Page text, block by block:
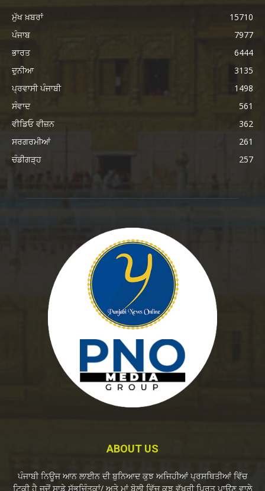
ਮੁੱਖ ਖ਼ਬਰਾਂ
15710
ਪੰਜਾਬ
7977
ਭਾਰਤ
6444
ਦੁਨੀਆ
3135
ਪ੍ਰਵਾਸੀ ਪੰਜਾਬੀ
1498
ਸੰਵਾਦ
561
ਵੀਡਿਓ ਵੀਜ਼ਨ
362
ਸਰਗਰਮੀਆਂ
261
ਚੰਡੀਗੜ੍ਹ
257
ABOUT US
ਪੰਜਾਬੀ ਨਿਊਜ ਆਨ ਲਾਈਨ ਦੀ ਬੁਨਿਆਦ ਕੁਝ ਅਜਿਹੀਆਂ ਪ੍ਰਸਥਿਤੀਆਂ ਵਿੱਚ
ਟਿਕੀ ਹੈ ਜਦੋਂ ਸਾਡੇ ਸੁੱਭਚਿੰਤਕਾਂ/ ਅਤੇ ਮਾਂ ਬੋਲੀ ਵਿੱਚ ਕੁਝ ਵੱਖਰੀ ਪ੍ਰਿਤ ਪਾਉਣ ਵਾਲੇ